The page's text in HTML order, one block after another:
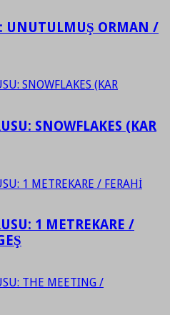
UNUTULMUŞ ORMAN /
SNOWFLAKES (KAR
1 METREKARE /